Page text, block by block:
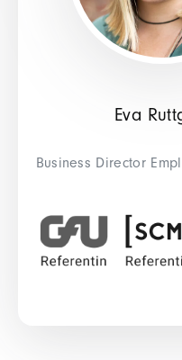
Eva
Business Director